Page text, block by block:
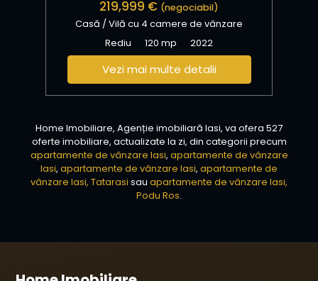
219,999 € (negociabil)
Casă / Vilă cu 4 camere de vânzare
Rediu
120 mp 2022
Vezi mai multe detalii
Home Imobiliare, Agenție imobiliară Iasi, va ofera 527
oferte imobiliare, actualizate la zi, din categorii precum
apartamente de vânzare Iasi, apartamente de vânzare
Iasi, apartamente de vânzare Iasi, apartamente de
vânzare Iasi, Tatarasi sau apartamente de vânzare Iasi,
Podu Ros.